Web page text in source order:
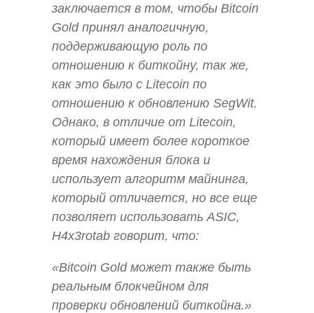
заключается в том, чтобы Bitcoin
Gold принял аналогичную,
поддерживающую роль по
отношению к биткойну, так же,
как это было с Litecoin по
отношению к обновлению SegWit.
Однако, в отличие от Litecoin,
который имеет более короткое
время нахождения блока и
использует алгоритм майнинга,
который отличается, но все еще
позволяет использовать ASIC,
H4x3rotab говорит, что:
«Bitcoin Gold может также быть
реальным блокчейном для
проверки обновлений биткойна.»